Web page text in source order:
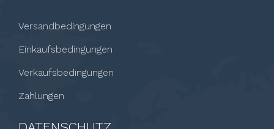
Versandbedingungen
Einkaufsbedingungen
Verkaufsbedingungen
Zahlungen